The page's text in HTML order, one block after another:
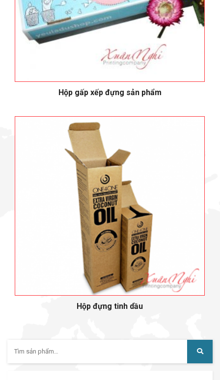
Hộp gấp xếp đựng sản phẩm
Hộp đựng tinh dầu
kiếm: